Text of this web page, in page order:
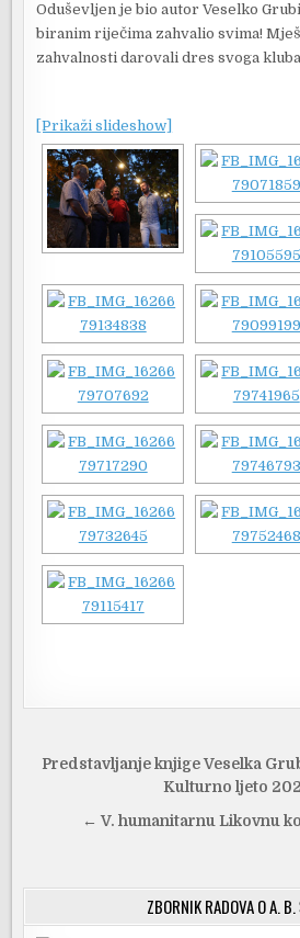
Oduševljen je bio autor Veselko
biranim riječima zahvalio svima!
zahvalnosti darovali dres svoga
[Prikaži slideshow]
Navigacija
Predstavljanje knjige Veselka
Kulturno ljeto
← V. humanitarnu Likovnu
ZBORNIK RADOVA O A.